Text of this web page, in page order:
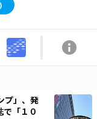
プ」、発
「１０